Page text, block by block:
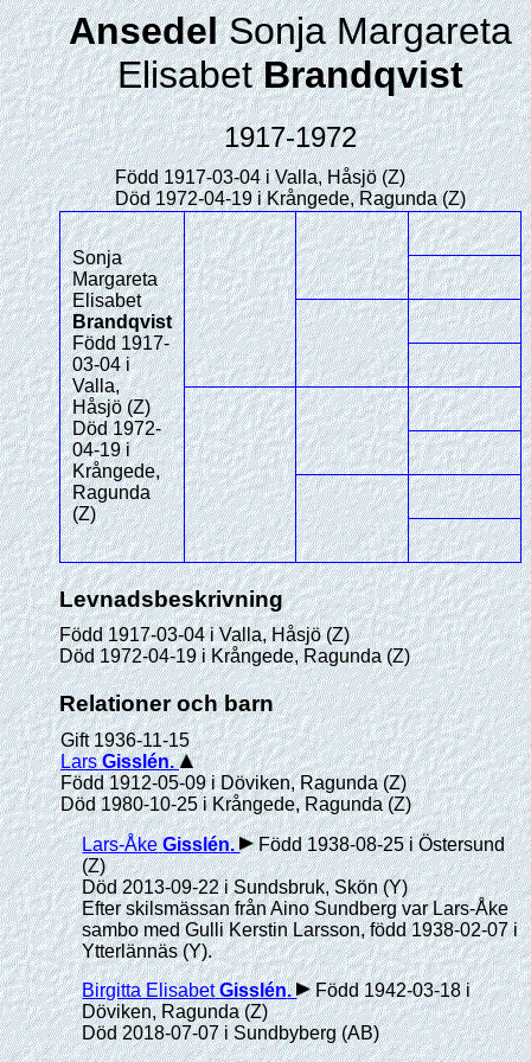
AnsedelSonja Margareta
Elisabet Brandqvist
1917-1972
Född 1917-03-04 i Valla, Håsjö (Z)
Död 1972-04-19 i Krångede, Ragunda (Z)
Sonja
Margareta
Elisabet
Brandqvist
Född 1917-
03-04 i
Valla,
Håsjö (Z)
Död 1972-
04-19 i
Krångede,
Ragunda
(Z)
Levnadsbeskrivning
Född 1917-03-04 i Valla, Håsjö (Z)
Död 1972-04-19 i Krångede, Ragunda (Z)
Relationer och barn
Gift 1936-11-15
Lars Gisslén.
Född 1912-05-09 i Döviken, Ragunda (Z)
Död 1980-10-25 i Krångede, Ragunda (Z)
Lars-Åke Gisslén.
Född 1938-08-25 i Östersund
(Z)
Död 2013-09-22 i Sundsbruk, Skön (Y)
Efter skilsmässan från Aino Sundberg var Lars-Åke
sambo med Gulli Kerstin Larsson, född 1938-02-07 i
Ytterlännäs (Y).
Birgitta Elisabet Gisslén.
Född 1942-03-18 i
Döviken, Ragunda (Z)
Död 2018-07-07 i Sundbyberg (AB)